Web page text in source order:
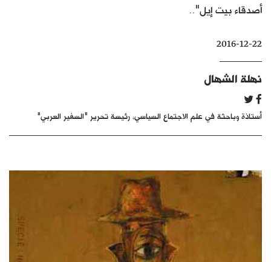
بالصورة
كتّابنا
الأرشيف
أصدقاء بيت إيل"..
2016-12-22
نهلة الشهال
أستاذة وباحثة في علم الاجتماع السياسي، رئيسة تحرير "السفير العربي"